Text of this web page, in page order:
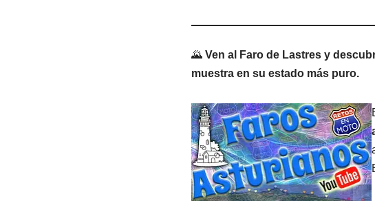
🌄 Ven al Faro de Lastres y
muestra en su estado más puro.